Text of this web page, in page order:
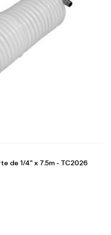
de 1/4" x 7.5m - TC2026